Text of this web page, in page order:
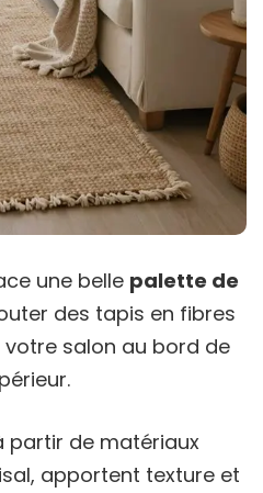
une belle palette de
des tapis en fibres
salon au bord de
partir de matériaux
apportent texture et